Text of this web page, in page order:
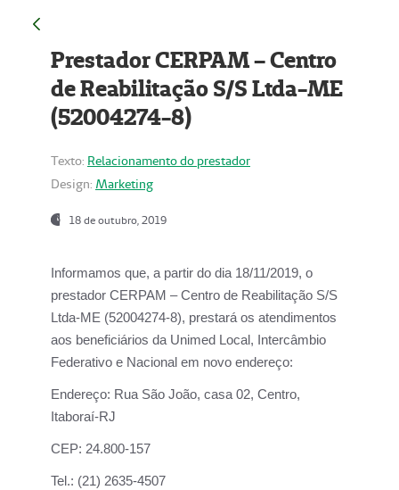
Prestador CERPAM – Centro
de Reabilitação S/S Ltda-ME
(52004274-8)
Texto: Relacionamento do prestador
Design: Marketing
18 de outubro, 2019
Informamos que, a partir do dia 18/11/2019, o
prestador CERPAM – Centro de Reabilitação S/S
Ltda-ME (52004274-8), prestará os atendimentos
aos beneficiários da Unimed Local, Intercâmbio
Federativo e Nacional em novo endereço:
Endereço: Rua São João, casa 02, Centro,
Itaboraí-RJ
CEP: 24.800-157
Tel.: (21) 2635-4507